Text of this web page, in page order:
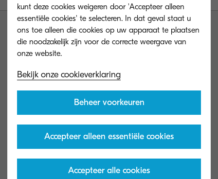
Contact
Privacy en cookies
Gebruiksvoorwaarden website
Governance
kunt deze cookies weigeren door 'Accepteer alleen
essentiële cookies' te selecteren. In dat geval staat u
ons toe alleen die cookies op uw apparaat te plaatsen
die noodzakelijk zijn voor de correcte weergave van
Bekijk onze cookieverklaring
Beheer voorkeuren
Accepteer alleen essentiële cookies
Accepteer alle cookies